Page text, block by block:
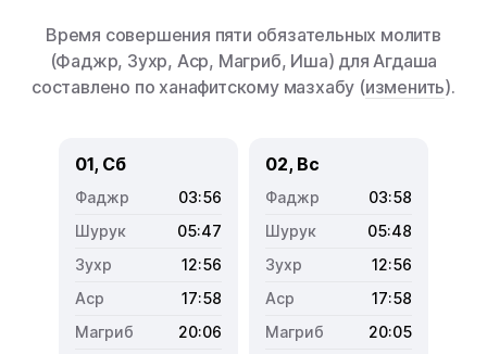
Время совершения пяти обязательных молитв
(Фаджр, Зухр, Аср, Магриб, Иша) для Агдаша
составлено по ханафитскому мазхабу (изменить).
01, Сб
03:56
05:47
12:56
17:58
20:06
02, Вс
03:58
05:48
12:56
17:58
20:05